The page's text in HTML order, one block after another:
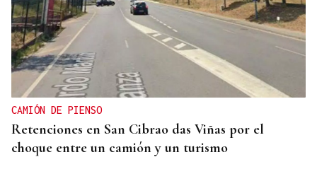
CAMIÓN DE PIENSO
Retenciones en San Cibrao das Viñas por el
choque entre un camión y un turismo